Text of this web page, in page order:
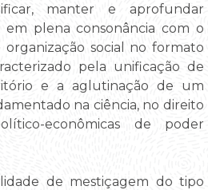
manter e aprofundar
em plena consonância com o
social no formato
pela unificação de
e a aglutinação de um
na ciência, no direito
econômicas de poder
de mestiçagem do tipo